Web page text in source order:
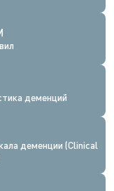
деменций
деменции (Clinical